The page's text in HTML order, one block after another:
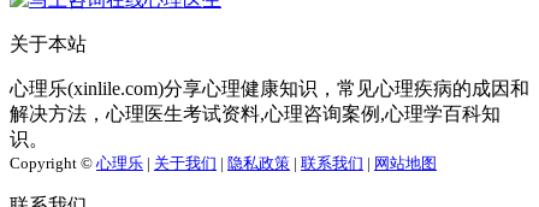
关于本站
心理乐(xinlile.com)分享心理健康知识，常见心理疾病的成因和
解决方法，心理医生考试资料,心理咨询案例,心理学百科知
识。
Copyright © 心理乐 | 关于我们 | 隐私政策 | 联系我们 | 网站地图